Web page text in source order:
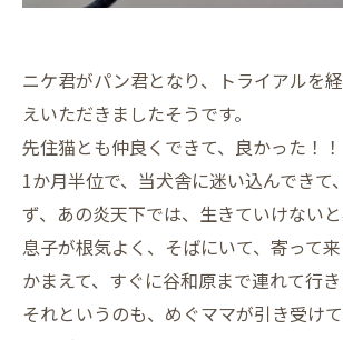
ニケ君がパン君となり、トライアルを
えいただきましたそうです。
先住猫とも仲良くできて、良かった！！
1か月半位で、当犬舎に迷い込んできて
ず、あの炎天下では、生きていけないと
息子が根気よく、そばにいて、寄って
かまえて、すぐに谷和原まで連れて行き
それというのも、めぐママが引き受けて